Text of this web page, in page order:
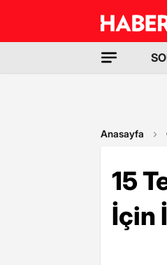
Anasayfa
15
İçin